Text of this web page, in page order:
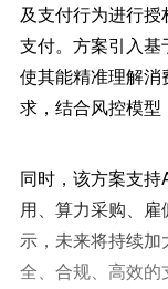
及支付行为进行
支付。方案引入基
使其能精准理解
求，结合风控模型
同时，该方案支
用、算力采购、
示，未来将持续
全、合规、高效的